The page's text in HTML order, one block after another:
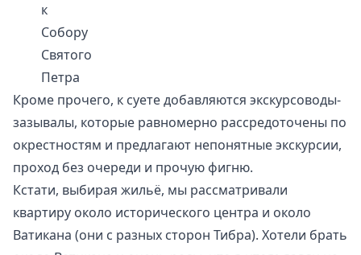
к
Собору
Святого
Петра
Кроме прочего, к суете добавляются экскурсоводы-
зазывалы, которые равномерно рассредоточены по
окрестностям и предлагают непонятные экскурсии,
проход без очереди и прочую фигню.
Кстати, выбирая жильё, мы рассматривали
квартиру около исторического центра и около
Ватикана (они с разных сторон Тибра). Хотели брать